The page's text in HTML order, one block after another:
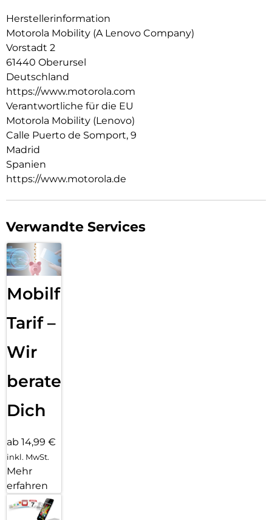
Finish. Mit einmal Laden bist du 2 Tage dabei. Und exklusive
individueller und unterhaltsamer. Mit Circle-to-Search kannst
du sofort alles auf deinem Smartphone suchen. Hol dir mehr
mit dem moto g06.
Herstellerinformation
Motorola Mobility (A Lenovo Company)
Vorstadt 2
61440 Oberursel
Deutschland
https://www.motorola.com
Verantwortliche für die EU
Motorola Mobility (Lenovo)
Calle Puerto de Somport, 9
Madrid
Spanien
https://www.motorola.de
Verwandte Services
Mobilfunk
Tarif –
Wir
beraten
Dich
ab 14,99 €
inkl. MwSt.
Mehr
erfahren